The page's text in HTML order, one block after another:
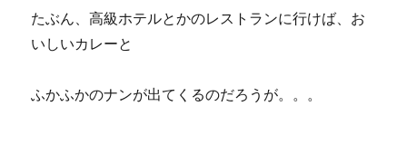
たぶん、高級ホテルとかのレストランに行けば、お
いしいカレーと
ふかふかのナンが出てくるのだろうが。。。